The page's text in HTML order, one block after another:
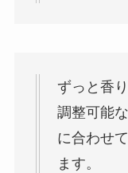
ずっと香
調整可能
に合わせ
ます。